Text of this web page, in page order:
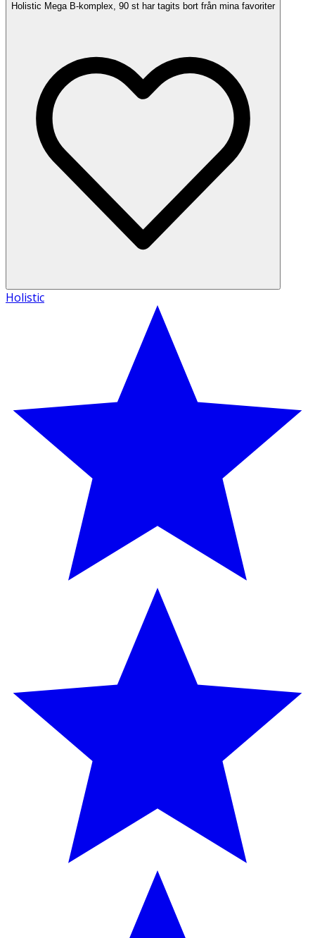
Holistic Mega B-komplex, 90 st har tagits bort från mina favoriter
Holistic